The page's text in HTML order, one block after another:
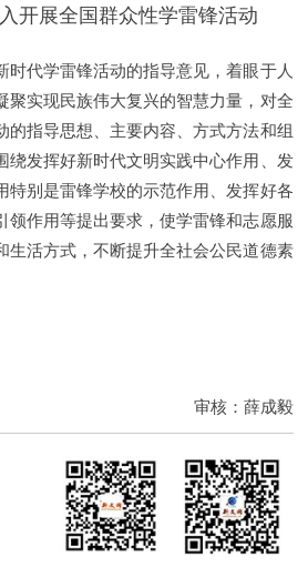
开展全国群众性学雷锋活动
时代学雷锋活动的指导意见，着眼于人
聚实现民族伟大复兴的智慧力量，对全
的指导思想、主要内容、方式方法和组
绕发挥好新时代文明实践中心作用、发
特别是雷锋学校的示范作用、发挥好各
领作用等提出要求，使学雷锋和志愿服
生活方式，不断提升全社会公民道德素
审核：薛成毅